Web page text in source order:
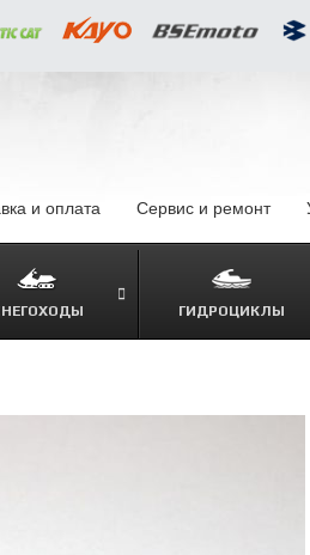
и оплата Сервис и ремонт
ГИДРОЦИКЛЫ